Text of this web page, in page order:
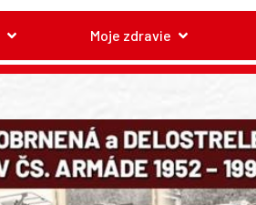
Moje zdravie